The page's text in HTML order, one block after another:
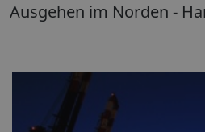
Ausgehen im Norden -